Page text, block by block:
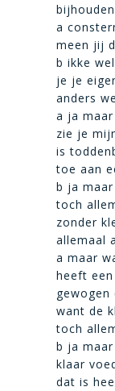
bijhouden
a
meen jij
b ikke
je je
anders
a ja
zie je
is
toe aan
b ja
toch
zonder
allemaal
a maar
heeft
gewogen
want de
toch
b ja
klaar
dat is